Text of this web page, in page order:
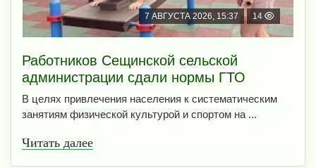
7 АВГУСТА 2026, 15:37 14
Работников Сещинской сельской
администрации сдали нормы ГТО
В целях привлечения населения к систематическим
занятиям физической культурой и спортом на ...
Читать далее